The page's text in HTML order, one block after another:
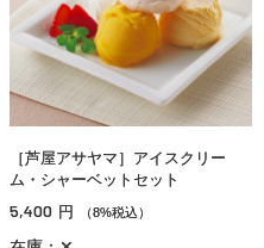
［芦屋アサヤマ］アイスクリー
ム・シャーベットセット
5,400 円 （8%税込）